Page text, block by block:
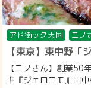
アド街ック天国 ニノ
【東京】東中野「
【ニノさん】創業50
キ『ジェロニモ』田